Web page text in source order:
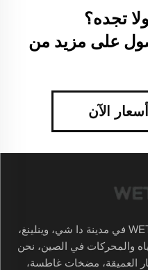
تجده؟
على مزيد من
الآن
تأسست في عام 1982، تقع WETONG في مدينة دا شي، وينلينغ،
والمحركات في الصين، نحن
العميقة، مضخات غاطسة،